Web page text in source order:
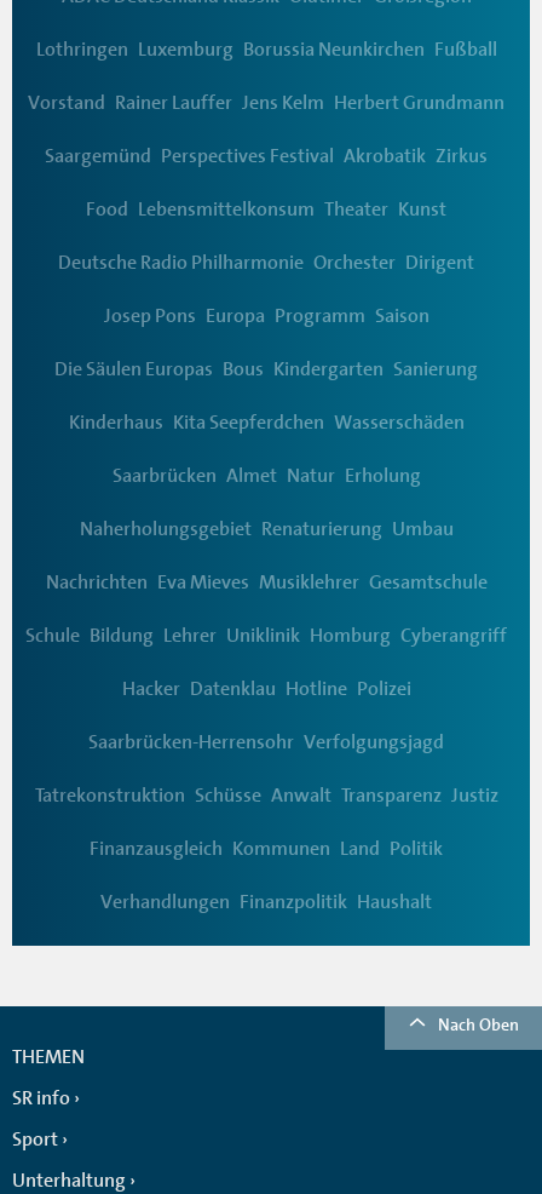
Lothringen Luxemburg Borussia Neunkirchen Fußball
Vorstand Rainer Lauffer Jens Kelm Herbert Grundmann
Saargemünd Perspectives Festival Akrobatik Zirkus
Food Lebensmittelkonsum Theater Kunst
Deutsche Radio Philharmonie Orchester Dirigent
Josep Pons Europa Programm Saison
Die Säulen Europas Bous Kindergarten Sanierung
Kinderhaus Kita Seepferdchen Wasserschäden
Saarbrücken Almet Natur Erholung
Naherholungsgebiet Renaturierung Umbau
Nachrichten Eva Mieves Musiklehrer Gesamtschule
Schule Bildung Lehrer Uniklinik Homburg Cyberangriff
Hacker Datenklau Hotline Polizei
Saarbrücken-Herrensohr Verfolgungsjagd
Tatrekonstruktion Schüsse Anwalt Transparenz Justiz
Finanzausgleich Kommunen Land Politik
Verhandlungen Finanzpolitik Haushalt
Nach Oben
THEMEN
SR info
Sport
Unterhaltung